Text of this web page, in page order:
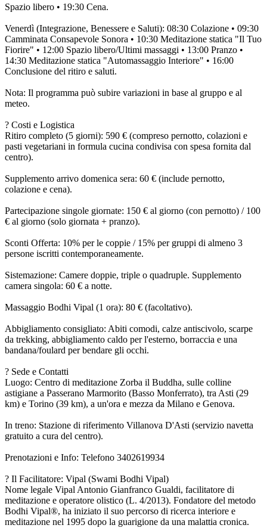
Spazio libero • 19:30 Cena.
Venerdì (Integrazione, Benessere e Saluti): 08:30 Colazione • 09:30
Camminata Consapevole Sonora • 10:30 Meditazione statica "Il Tuo
Fiorire" • 12:00 Spazio libero/Ultimi massaggi • 13:00 Pranzo •
14:30 Meditazione statica "Automassaggio Interiore" • 16:00
Conclusione del ritiro e saluti.
Nota: Il programma può subire variazioni in base al gruppo e al
meteo.
? Costi e Logistica
Ritiro completo (5 giorni): 590 € (compreso pernotto, colazioni e
pasti vegetariani in formula cucina condivisa con spesa fornita dal
centro).
Supplemento arrivo domenica sera: 60 € (include pernotto,
colazione e cena).
Partecipazione singole giornate: 150 € al giorno (con pernotto) / 100
€ al giorno (solo giornata + pranzo).
Sconti Offerta: 10% per le coppie / 15% per gruppi di almeno 3
persone iscritti contemporaneamente.
Sistemazione: Camere doppie, triple o quadruple. Supplemento
camera singola: 60 € a notte.
Massaggio Bodhi Vipal (1 ora): 80 € (facoltativo).
Abbigliamento consigliato: Abiti comodi, calze antiscivolo, scarpe
da trekking, abbigliamento caldo per l'esterno, borraccia e una
bandana/foulard per bendare gli occhi.
? Sede e Contatti
Luogo: Centro di meditazione Zorba il Buddha, sulle colline
astigiane a Passerano Marmorito (Basso Monferrato), tra Asti (29
km) e Torino (39 km), a un'ora e mezza da Milano e Genova.
In treno: Stazione di riferimento Villanova D'Asti (servizio navetta
gratuito a cura del centro).
Prenotazioni e Info: Telefono 3402619934
? Il Facilitatore: Vipal (Swami Bodhi Vipal)
Nome legale Vipal Antonio Gianfranco Gualdi, facilitatore di
meditazione e operatore olistico (L. 4/2013). Fondatore del metodo
Bodhi Vipal®, ha iniziato il suo percorso di ricerca interiore e
meditazione nel 1995 dopo la guarigione da una malattia cronica.